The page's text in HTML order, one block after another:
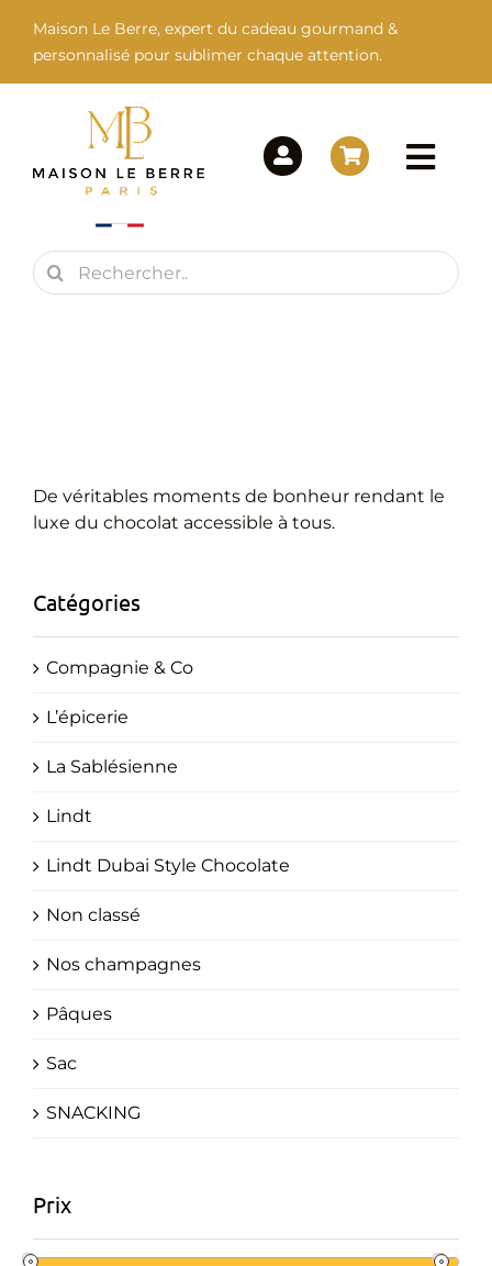
contenu
Maison Le Berre, expert du cadeau gourmand &
personnalisé pour sublimer chaque attention.
Maison Le Berre
Cadeaux Personnalisés
Rechercher:
De véritables moments de bonheur rendant le
luxe du chocolat accessible à tous.
Catégories
Compagnie & Co
L’épicerie
La Sablésienne
Lindt
Lindt Dubai Style Chocolate
Non classé
Nos champagnes
Pâques
Sac
SNACKING
Prix